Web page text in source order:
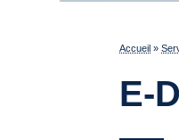
Accueil »
E-